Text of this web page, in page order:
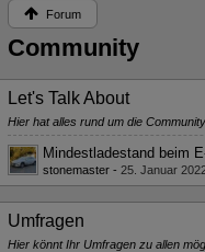
Forum
Community
Let's Talk About
Hier hat alles rund um die
Mindestladestand beim
stonemaster - 25. Januar
Umfragen
Hier könnt Ihr Umfragen zu allen